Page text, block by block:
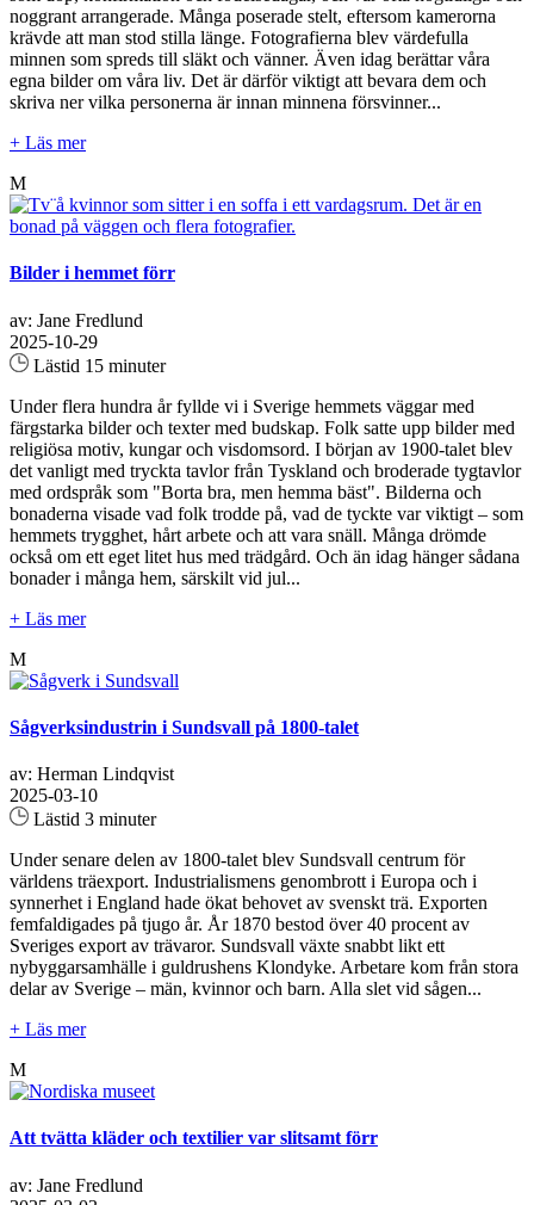
noggrant arrangerade. Många poserade stelt, eftersom kamerorna
krävde att man stod stilla länge. Fotografierna blev värdefulla
minnen som spreds till släkt och vänner. Även idag berättar våra
egna bilder om våra liv. Det är därför viktigt att bevara dem och
skriva ner vilka personerna är innan minnena försvinner...
+ Läs mer
M
Bilder i hemmet förr
av: Jane Fredlund
2025-10-29
Lästid 15 minuter
Under flera hundra år fyllde vi i Sverige hemmets väggar med
färgstarka bilder och texter med budskap. Folk satte upp bilder med
religiösa motiv, kungar och visdomsord. I början av 1900-talet blev
det vanligt med tryckta tavlor från Tyskland och broderade tygtavlor
med ordspråk som "Borta bra, men hemma bäst". Bilderna och
bonaderna visade vad folk trodde på, vad de tyckte var viktigt – som
hemmets trygghet, hårt arbete och att vara snäll. Många drömde
också om ett eget litet hus med trädgård. Och än idag hänger sådana
bonader i många hem, särskilt vid jul...
+ Läs mer
M
Sågverksindustrin i Sundsvall på 1800-talet
av: Herman Lindqvist
2025-03-10
Lästid 3 minuter
Under senare delen av 1800-talet blev Sundsvall centrum för
världens träexport. Industrialismens genombrott i Europa och i
synnerhet i England hade ökat behovet av svenskt trä. Exporten
femfaldigades på tjugo år. År 1870 bestod över 40 procent av
Sveriges export av trävaror. Sundsvall växte snabbt likt ett
nybyggarsamhälle i guldrushens Klondyke. Arbetare kom från stora
delar av Sverige – män, kvinnor och barn. Alla slet vid sågen...
+ Läs mer
M
Att tvätta kläder och textilier var slitsamt förr
av: Jane Fredlund